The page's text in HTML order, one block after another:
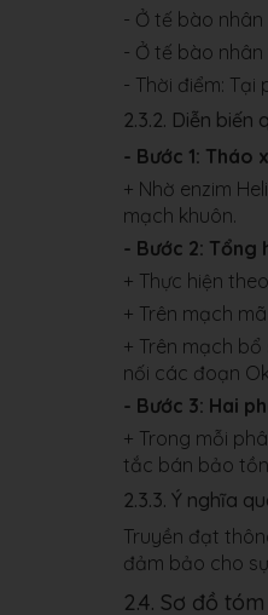
- Ở tế bào
- Ở tế bào
- Thời điểm:
2.3.2. Diễn biến
- Bước 1: Tháo
+ Nhờ enzim
mạch khuôn.
- Bước 2: Tổng
+ Thực hiện
+ Trên mạch
+ Trên mạch
nối các đoạn
- Bước 3: Hai
+ Trong mỗi
tắc bán bảo
2.3.3. Ý nghĩa
Truyền đạt
đảm bảo cho
2.4. Sơ đồ